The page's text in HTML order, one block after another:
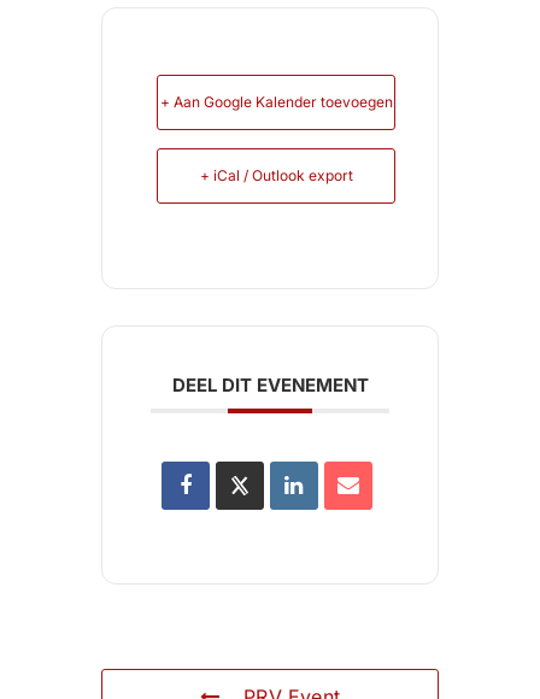
+ Aan Google Kalender toevoegen
+ iCal / Outlook export
DEEL DIT EVENEMENT